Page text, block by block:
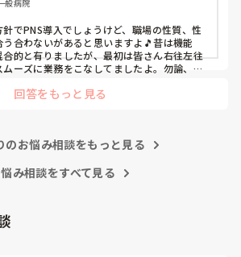
た。
ども、結局は忙しくて、新人の面倒を見
や単純に点滴を繋げてくるなど、簡単な
いませんでした。PNSを廃止した病棟
ずと言っていいほど新人に担当させて、
えていったと思っています。
間がかかり、結果、患者のことがわから
問です。
もう10ヶ月なんだから、未経験なこと
般病院
でPNS導入でしょうけど、職場の性質、性
合わないがあると思いますよ🎵昔は機能
的と有りましたが、最初は皆さん右往左往
ーズに業務をこなしてましたよ。勿論、指
べきと思いますよ🎵それに人手が足りないの
ると思いますよ🎵僕は昔の人間なので、昔は
は患者様、スタッフ全員に目を配れる人が沢
はどうでしょうか⁉️そういう事と思います
回答をもっと見る
のお悩み相談をもっと見る
み相談をすべて見る